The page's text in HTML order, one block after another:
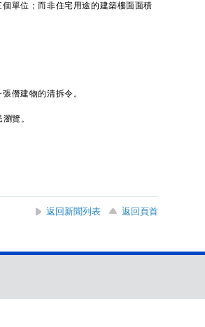
單位；而非住宅用途的建築樓面面積
僭建物的清拆令。
覽。
返回新聞列表
返回頁首